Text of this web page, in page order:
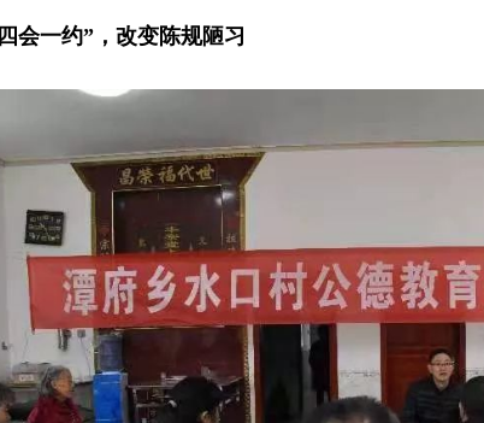
会一约”，改变陈规陋习